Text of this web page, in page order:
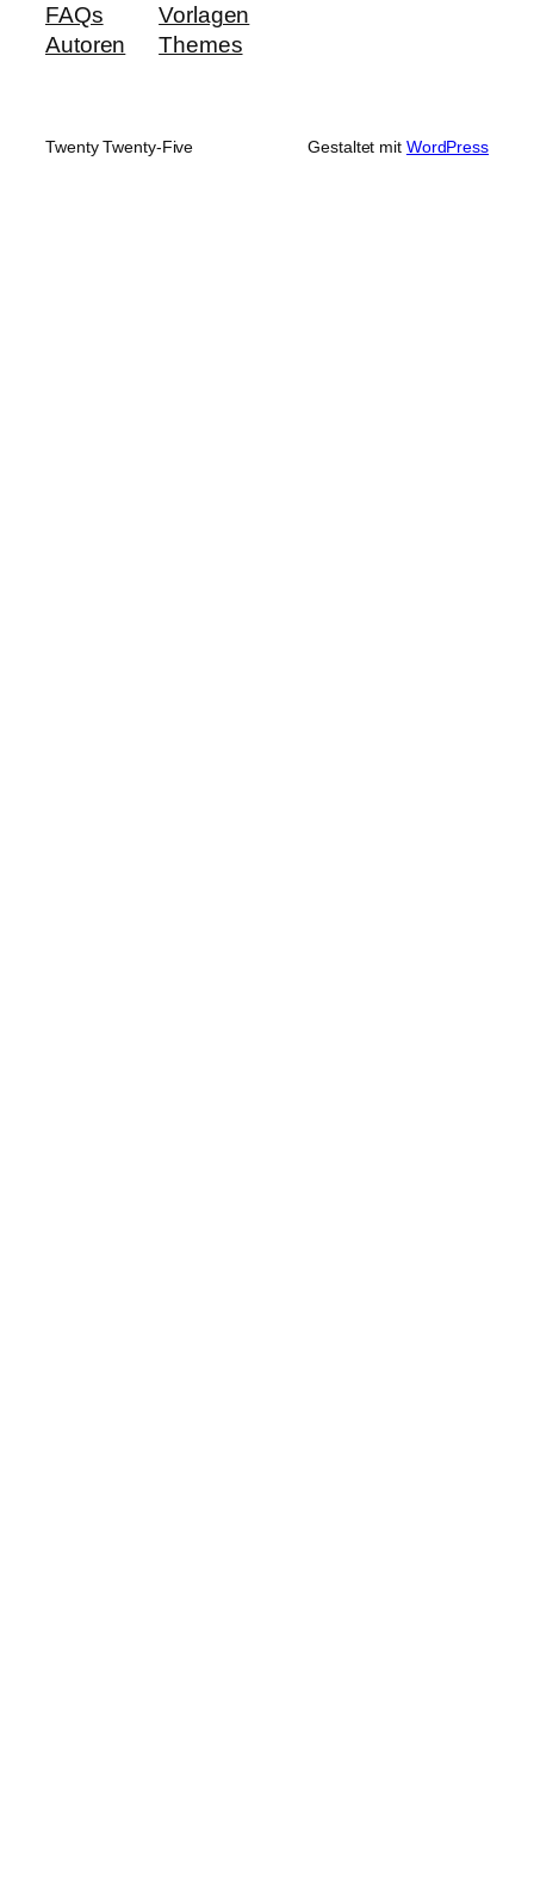
FAQs
Autoren
Vorlagen
Themes
Twenty Twenty-Five Gestaltet mit WordPress